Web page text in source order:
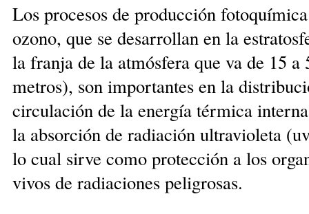
Los pro­cesos de producción
ozono, que se desarrollan en la
la franja de la atmósfera que va de 15
metros), son im­portantes en la
circulación de la energía térmica
la absorción de radiación ultravioleta
lo cual ­sirve como protección a los
vivos de ra­diaciones peligrosas.